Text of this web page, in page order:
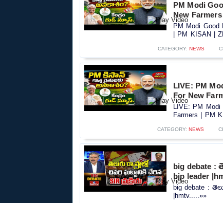
PM Modi
New
PM Modi Good
| PM KISAN |
CATEGORY: NEWS
LIVE: PM
For New
LIVE: PM Modi
Farmers | PM
CATEGORY: NEWS
big debate :
bjp leader
big debate :
|hmtv.....»»